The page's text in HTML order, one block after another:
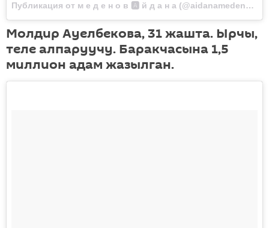
Публикация от м е д е н о в 🅰 й д а н а (@aidanamedenova) Окт 5 2017 в 3:50 PDT
Молдир Ауелбекова, 31 жашта. Ырчы,
теле алпаруучу. Баракчасына 1,5
миллион адам жазылган.